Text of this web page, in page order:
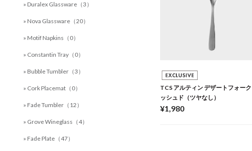
TCS アルティン デザートフォーク
ッシュド（ツヤなし）
¥1,980
» Duralex Glassware（3）
» Nova Glassware（20）
» Motif Napkins（0）
» Constantin Tray（0）
» Bubble Tumbler（3）
» Cork Placemat（0）
» Fade Tumbler（12）
» Grove Wineglass（4）
» Fade Plate（47）